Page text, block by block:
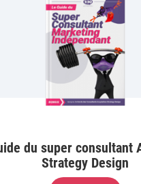
du super consultant
Strategy Design